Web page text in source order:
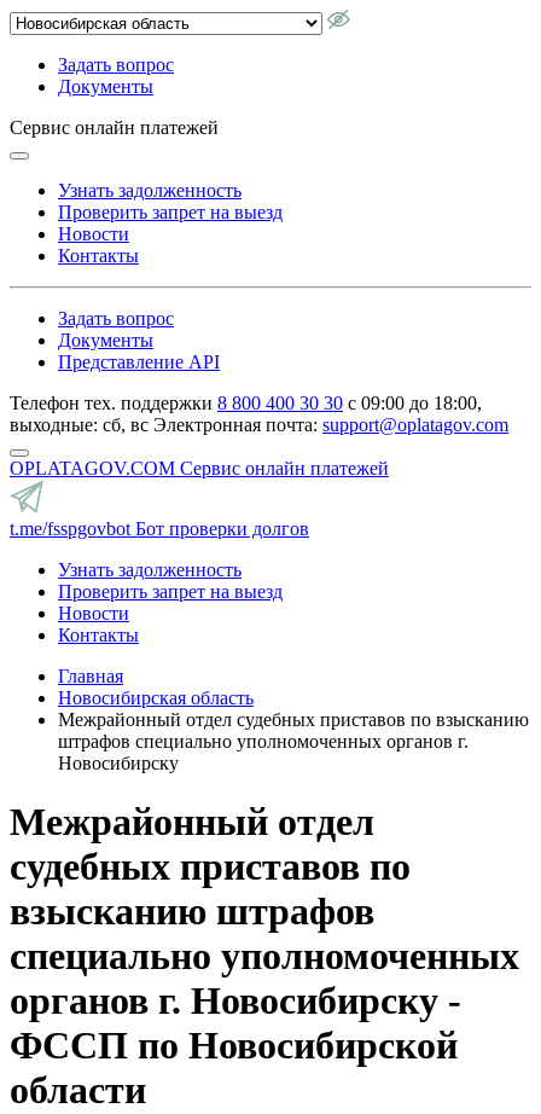
Задать вопрос
Документы
Сервис онлайн платежей
Узнать задолженность
Проверить запрет на выезд
Новости
Контакты
Задать вопрос
Документы
Представление API
Телефон тех. поддержки 8 800 400 30 30 с 09:00 до 18:00,
выходные: сб, вс Электронная почта: support@oplatagov.com
OPLATAGOV.COM Сервис онлайн платежей
t.me/fsspgovbot Бот проверки долгов
Узнать задолженность
Проверить запрет на выезд
Новости
Контакты
Главная
Новосибирская область
Межрайонный отдел судебных приставов по взысканию
штрафов специально уполномоченных органов г.
Новосибирску
Межрайонный отдел
судебных приставов по
взысканию штрафов
специально уполномоченных
органов г. Новосибирску -
ФССП по Новосибирской
области